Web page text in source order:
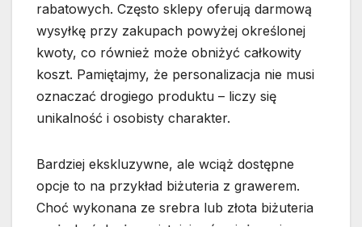
rabatowych. Często sklepy oferują darmową
wysyłkę przy zakupach powyżej określonej
kwoty, co również może obniżyć całkowity
koszt. Pamiętajmy, że personalizacja nie musi
oznaczać drogiego produktu – liczy się
unikalność i osobisty charakter.
Bardziej ekskluzywne, ale wciąż dostępne
opcje to na przykład biżuteria z grawerem.
Choć wykonana ze srebra lub złota biżuteria